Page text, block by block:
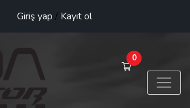
Giriş yap / Kayıt ol
0